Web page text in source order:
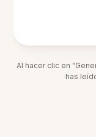
Al hacer clic en
has